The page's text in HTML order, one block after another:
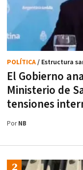
El Gobierno
Ministerio de
tensiones
POLÍTICA/ Estructura
PorNB